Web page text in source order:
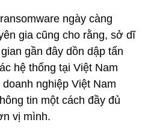
ngày càng
gia cũng cho rằng, sở dĩ
gần đây dồn dập tấn
hệ thống tại Việt Nam
nghiệp Việt Nam
tin một cách đầy đủ
vị mình.